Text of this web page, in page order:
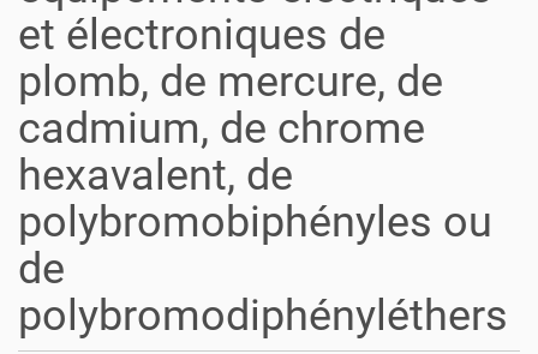
et électroniques de
plomb, de mercure, de
cadmium, de chrome
hexavalent, de
polybromobiphényles ou
de
polybromodiphényléthers